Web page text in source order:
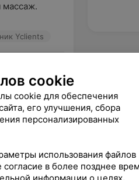
массаж.
Yclients
впервые и
Yclients
cookie
cookie для обеспечения
его улучшения, сбора
персонализированных
использования файлов
в более позднее